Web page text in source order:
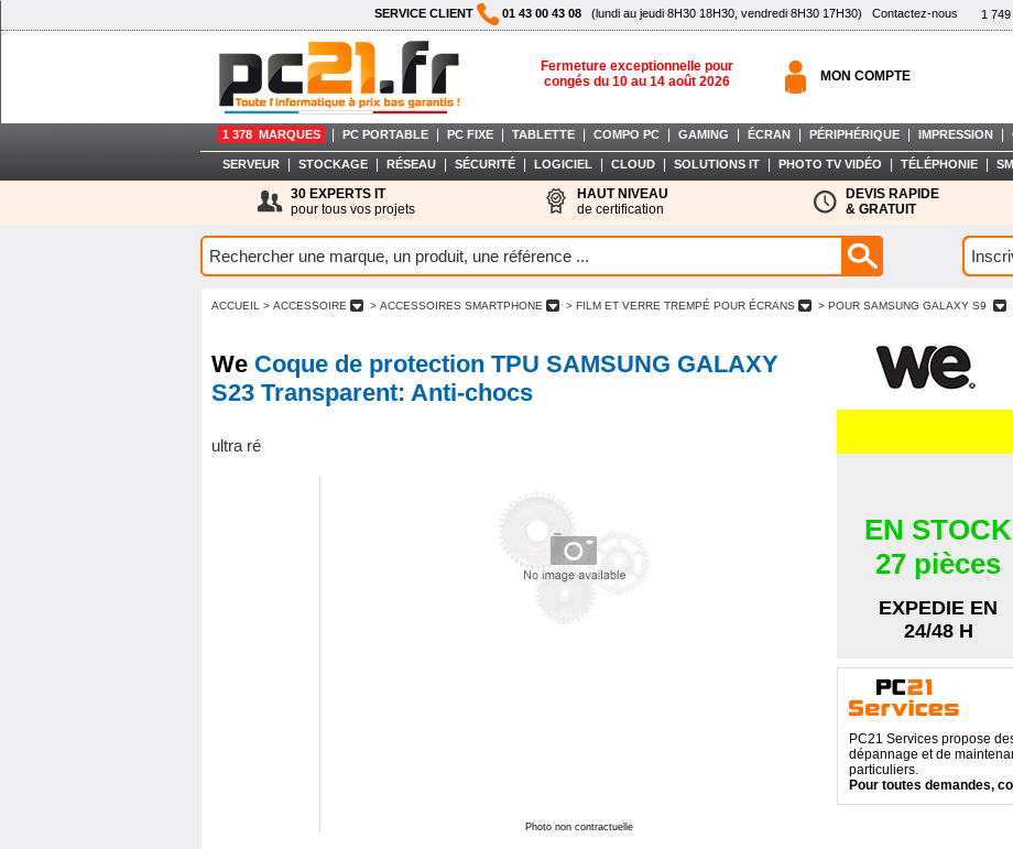
1 749
SERVICE CLIENT 01 43 00 43 08 (lundi au jeudi 8H30 18H30, vendredi 8H30 17H30) Contactez-nous
Fermeture exceptionnelle pour
congés du 10 au 14 août 2026
MON COMPTE
1 378 MARQUES PC PORTABLE PC FIXE TABLETTE COMPO PC GAMING ÉCRAN PÉRIPHÉRIQUE IMPRESSION
SERVEUR STOCKAGE RÉSEAU SÉCURITÉ LOGICIEL CLOUD SOLUTIONS IT PHOTO TV VIDÉO TÉLÉPHONIE
30 EXPERTS IT
pour tous vos projets
HAUT NIVEAU
de certification
DEVIS RAPIDE
& GRATUIT
ACCUEIL > ACCESSOIRE > ACCESSOIRES SMARTPHONE > FILM ET VERRE TREMPÉ POUR ÉCRANS > POUR SAMSUNG GALAXY S9
We Coque de protection TPU SAMSUNG GALAXY
S23 Transparent: Anti-chocs
ultra ré
Photo non contractuelle
EN STOCK
27 pièces
EXPEDIE EN
24/48 H
PC21 Services propose
dépannage et de
particuliers.
Pour toutes demandes,